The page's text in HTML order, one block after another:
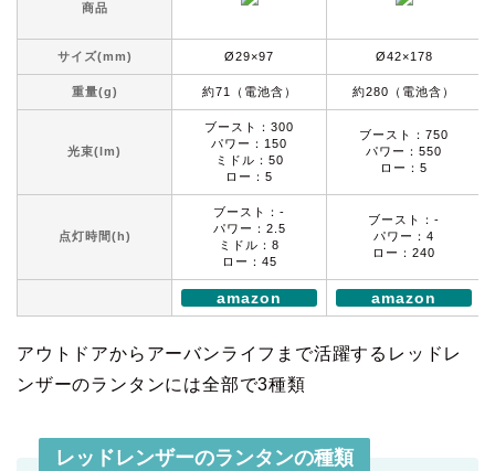
商品
サイズ(mm) Ø29×97 Ø42×178
重量(g) 約71（電池含） 約280（電池含）
光束(lm)
ブースト：300
パワー：150
ミドル：50
ロー：5
ブースト：750
パワー：550
ロー：5
点灯時間(h)
ブースト：-
パワー：2.5
ミドル：8
ロー：45
ブースト：-
パワー：4
ロー：240
amazon amazon
アウトドアからアーバンライフまで活躍するレッドレ
ンザーのランタンには全部で3種類
レッドレンザーのランタンの種類